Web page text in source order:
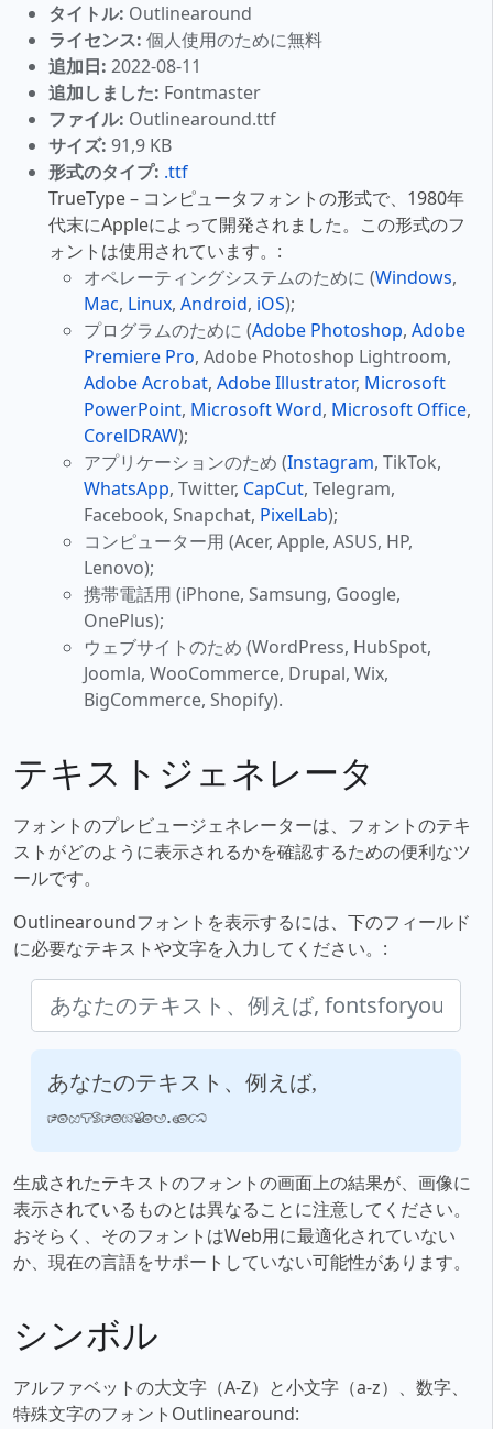
タイトル: Outlinearound
ライセンス: 個人使用のために無料
追加日: 2022-08-11
追加しました: Fontmaster
ファイル: Outlinearound.ttf
サイズ: 91,9 KB
形式のタイプ: .ttf
TrueType – コンピュータフォントの形式で、1980年
代末にAppleによって開発されました。この形式のフ
ォントは使用されています。:
オペレーティングシステムのために (Windows,
Mac, Linux, Android, iOS);
プログラムのために (Adobe Photoshop, Adobe
Premiere Pro, Adobe Photoshop Lightroom,
Adobe Acrobat, Adobe Illustrator, Microsoft
PowerPoint, Microsoft Word, Microsoft Office,
CorelDRAW);
アプリケーションのため (Instagram, TikTok,
WhatsApp, Twitter, CapCut, Telegram,
Facebook, Snapchat, PixelLab);
コンピューター用 (Acer, Apple, ASUS, HP,
Lenovo);
携帯電話用 (iPhone, Samsung, Google,
OnePlus);
ウェブサイトのため (WordPress, HubSpot,
Joomla, WooCommerce, Drupal, Wix,
BigCommerce, Shopify).
テキストジェネレータ
フォントのプレビュージェネレーターは、フォントのテキ
ストがどのように表示されるかを確認するための便利なツ
ールです。
Outlinearoundフォントを表示するには、下のフィールド
に必要なテキストや文字を入力してください。:
あなたのテキスト、例えば,
fontsforyou.com
生成されたテキストのフォントの画面上の結果が、画像に
表示されているものとは異なることに注意してください。
おそらく、そのフォントはWeb用に最適化されていない
か、現在の言語をサポートしていない可能性があります。
シンボル
アルファベットの大文字（A-Z）と小文字（a-z）、数字、
特殊文字のフォントOutlinearound: